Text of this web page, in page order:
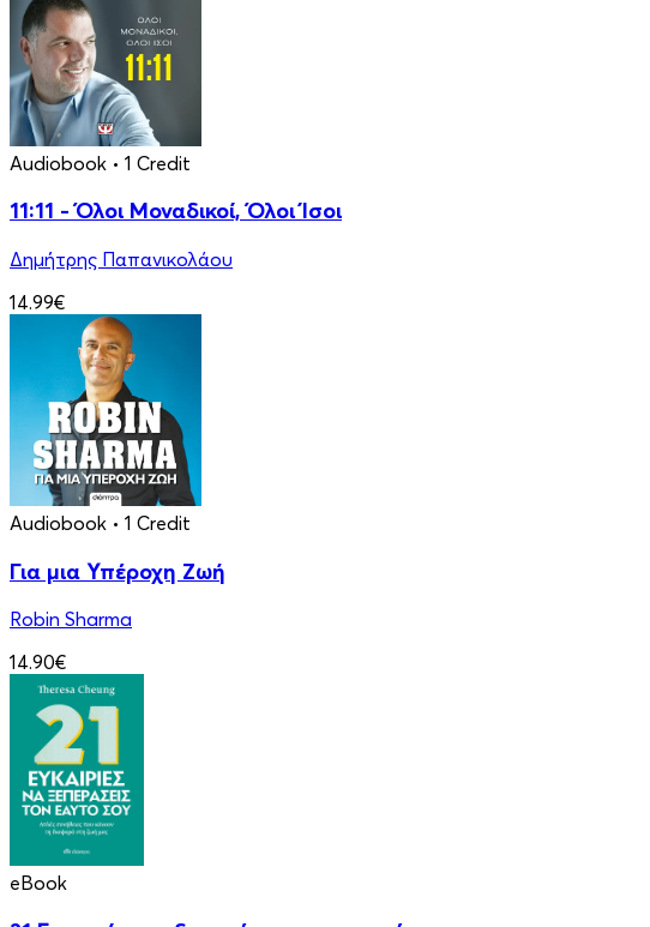
Audiobook • 1 Credit
11:11 - Όλοι Μοναδικοί, Όλοι Ίσοι
Δημήτρης Παπανικολάου
14.99€
Audiobook • 1 Credit
Για μια Υπέροχη Ζωή
Robin Sharma
14.90€
eBook